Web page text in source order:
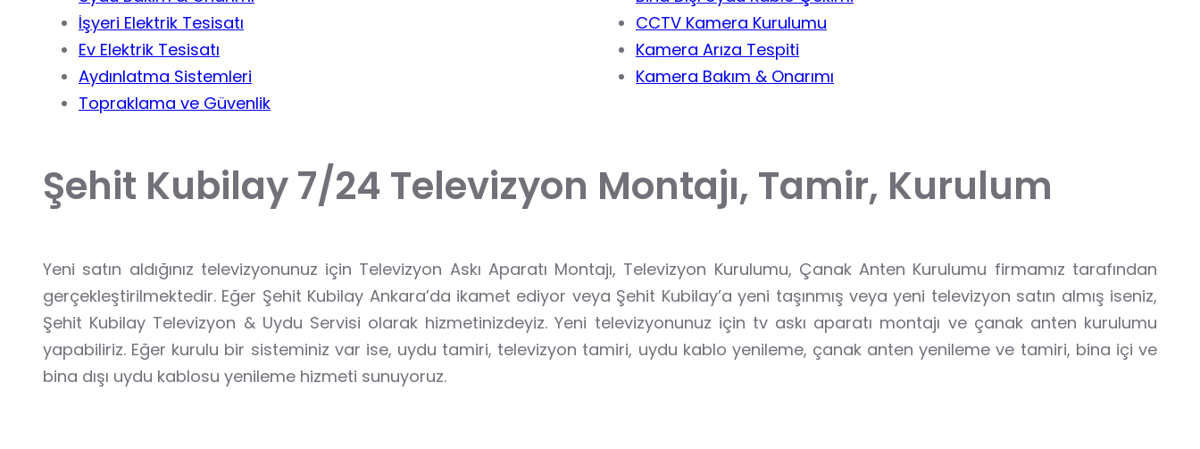
İşyeri Elektrik Tesisatı
Ev Elektrik Tesisatı
Aydınlatma Sistemleri
Topraklama ve Güvenlik
CCTV Kamera Kurulumu
Kamera Arıza Tespiti
Kamera Bakım & Onarımı
Şehit Kubilay7/24 Televizyon Montajı, Tamir, Kurulum
Yeni satın aldığınız televizyonunuz için Televizyon Askı Aparatı Montajı, Televizyon Kurulumu, Çanak Anten Kurulumu firmamız tarafından
gerçekleştirilmektedir. Eğer Şehit Kubilay Ankara’da ikamet ediyor veya Şehit Kubilay’a yeni taşınmış veya yeni televizyon satın almış iseniz,
Şehit Kubilay Televizyon & Uydu Servisi olarak hizmetinizdeyiz. Yeni televizyonunuz için tv askı aparatı montajı ve çanak anten kurulumu
yapabiliriz. Eğer kurulu bir sisteminiz var ise, uydu tamiri, televizyon tamiri, uydu kablo yenileme, çanak anten yenileme ve tamiri, bina içi ve
bina dışı uydu kablosu yenileme hizmeti sunuyoruz.